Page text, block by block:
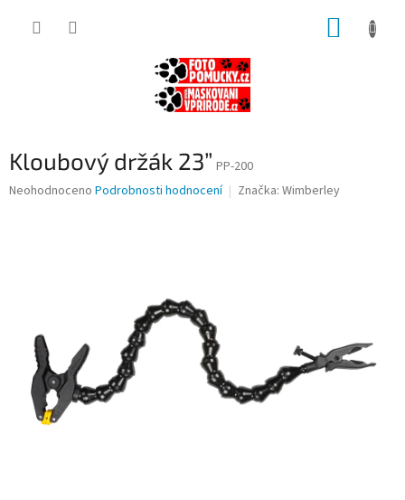
Kloubový držák 23” PP-200
Průměrné
Neohodnoceno Podrobnosti hodnocení Značka: Wimberley